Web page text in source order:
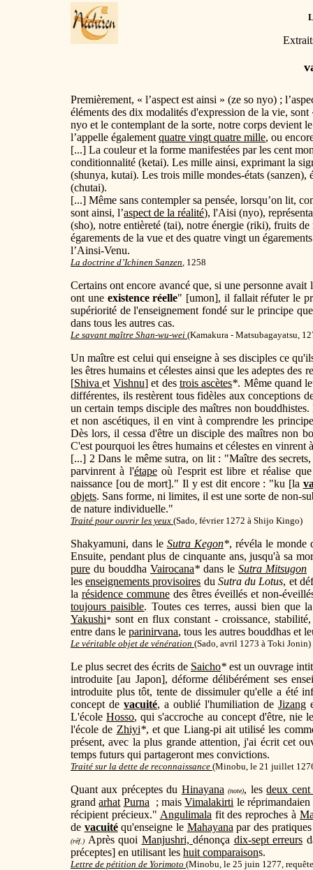
Premièrement, « l’aspect est ainsi » (ze so nyo) ;
éléments des dix modalités d'expression de la vie,
nyo et le contemplant de la sorte, notre corps devient
l’appelle également quatre vingt quatre mille, ou
[...] La couleur et la forme manifestées par les cent
conditionnalité (ketai). Les mille ainsi, exprimant la
(shunya, kutai). Les trois mille mondes-états (sanzen),
(chutai).
[...] Même sans contempler sa pensée, lorsqu’on lit,
sont ainsi, l’aspect de la réalité), l'Aisi (nyo),
(sho), notre entièreté (tai), notre énergie (riki), fruits
égarements de la vue et des quatre vingt un
l’Ainsi-Venu.
La doctrine d’Ichinen Sanzen, 1258
Certains ont encore avancé que, si une personne
ont une existence réelle" [umon], il fallait réfuter le
supériorité de l'enseignement fondé sur le principe
dans tous les autres cas.
Le savant maître Shan-wu-wei (Kamakura - Matsubagayatsu,
Un maître est celui qui enseigne à ses disciples ce
les êtres humains et célestes ainsi que les adeptes
[Shivaet Vishnu] et des trois ascètes*. Même quand
différentes, ils restèrent tous fidèles aux conceptions
un certain temps disciple des maîtres non
et non ascétiques, il en vint à comprendre les
Dès lors, il cessa d'être un disciple des maîtres non
C'est pourquoi les êtres humains et célestes en
[...] 2 Dans le même sutra, on lit : "Maître des
parvinrent à l'étapeoù l'esprit est libre et réalise que
naissance [ou de mort]." Il y est dit encore : "ku [la
objets. Sans forme, ni limites, il est une sorte de non-
de nature individuelle."
Traité pour ouvrir les yeux (Sado, février 1272 à Shijo Kingo)
Shakyamuni, dans le Sutra Kegon*, révéla le monde
Ensuite, pendant plus de cinquante ans, jusqu'à sa
pure du bouddha Vairocana* dans le Sutra Mitsugon
lesenseignements provisoires du Sutra du Lotus, et
la résidence communedes êtres éveillés et non-
toujours paisible. Toutes ces terres, aussi bien que
Yakushi* sont en flux constant - croissance,
entre dans le parinirvana, tous les autres bouddhas et
Le véritable objet de vénération (Sado, avril 1273 à Toki Jonin)
Le plus secret des écrits de Saicho* est un ouvrage
introduite [au Japon], déforme délibérément ses
introduite plus tôt, tente de dissimuler qu'elle a été
concept de vacuité, a oublié l'humiliation de Jizang
L'écoleHosso, qui s'accroche au concept d'être, nie
l'école de Zhiyi*, et que Liang-pi ait utilisé les
présent, avec la plus grande attention, j'ai écrit cet
temps futurs qui partageront mes convictions.
Traité sur la dette de reconnaissance (Minobu, le 21 juillet
Quant aux préceptes du Hinayana (note), lesdeux cent
grandarhat Purna ; maisVimalakirti le
récipient précieux." Angulimala fit des reproches à
de vacuitéqu'enseigne le Mahayana par des
(réf.) Après quoi Manjushri, dénonça dix-sept erreurs
préceptes] en utilisant les huit comparaisons.
Lettre de pétition de Yorimoto (Minobu, le 25 juin 1277,